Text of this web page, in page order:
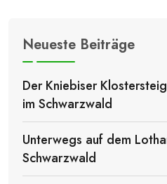
Neueste Beiträge
Der Kniebiser
im Schwarzwald
Unterwegs auf dem
Schwarzwald